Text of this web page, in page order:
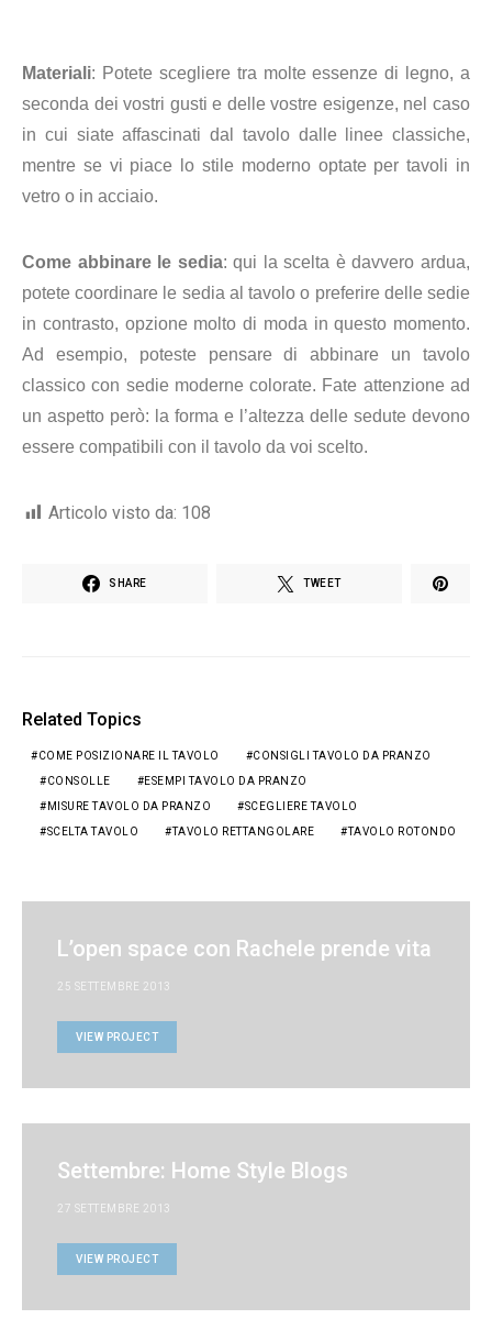
Materiali: Potete scegliere tra molte essenze di legno, a
seconda dei vostri gusti e delle vostre esigenze, nel caso
in cui siate affascinati dal tavolo dalle linee classiche,
mentre se vi piace lo stile moderno optate per tavoli in
vetro o in acciaio.
Come abbinare le sedia: qui la scelta è davvero ardua,
potete coordinare le sedia al tavolo o preferire delle sedie
in contrasto, opzione molto di moda in questo momento.
Ad esempio, poteste pensare di abbinare un tavolo
classico con sedie moderne colorate. Fate attenzione ad
un aspetto però: la forma e l’altezza delle sedute devono
essere compatibili con il tavolo da voi scelto.
Articolo visto da: 108
SHARE TWEET
Related Topics
COME POSIZIONARE IL TAVOLO CONSIGLI TAVOLO DA PRANZO
CONSOLLE ESEMPI TAVOLO DA PRANZO
MISURE TAVOLO DA PRANZO SCEGLIERE TAVOLO
SCELTA TAVOLO TAVOLO RETTANGOLARE TAVOLO ROTONDO
L’open space con Rachele prende vita
25 SETTEMBRE 2013
VIEW PROJECT
Settembre: Home Style Blogs
27 SETTEMBRE 2013
VIEW PROJECT